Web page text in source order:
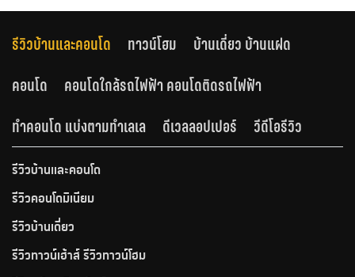
รีวิวบ้านและคอนโด ทาวน์โฮม
บ้านเดี่ยว บ้านแฝด
คอนโด
คอนโดใกล้รถไฟฟ้า คอนโดติดรถไฟฟ้า
ทำคอนโด แบ่งตามทำเลเล
ดีเวลลอปเปอร์ วีดีโอรีวิว
รีวิวบ้านและคอนโด
รีวิวคอนโดมิเนียม
รีวิวบ้านเดี่ยว
รีวิวทาวน์เฮ้าส์ รีวิวทาวน์โฮม